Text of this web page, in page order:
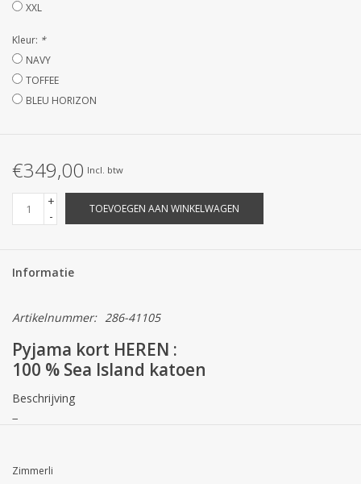
XXL
Kleur: *
NAVY
TOFFEE
BLEU HORIZON
€349,00 Incl. btw
+
-
TOEVOEGEN AAN WINKELWAGEN
Informatie
Artikelnummer: 286-41105
Pyjama kort HEREN :
100 % Sea Island katoen
Beschrijving
−
Island-lijn van Zimmerli uit Zwitserland combineert
Zimmerli